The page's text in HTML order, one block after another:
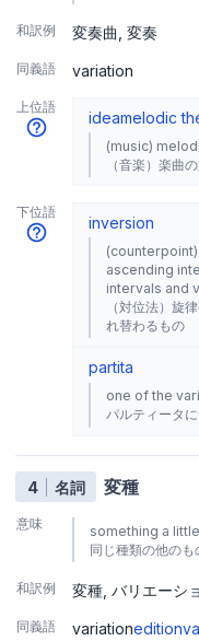
和訳例 変奏曲 変奏
同義語 variation
上位語
ideamelodic
(music)
（音楽）楽曲
下位語
inversion
ascending
intervals and
（対位法）旋
れ替わるもの
partita
one of the
パルティータ
4 名詞 変種
意味
something a
同じ種類の他の
和訳例 変種 バリエーシ
同義語 variationedition